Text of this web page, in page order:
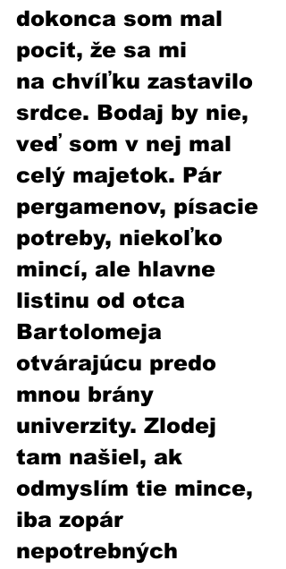
dokonca som mal
pocit, že sa mi
na chvíľku zastavilo
srdce. Bodaj by nie,
veď som v nej mal
celý majetok. Pár
pergamenov, písacie
potreby, niekoľko
mincí, ale hlavne
listinu od otca
Bartolomeja
otvárajúcu predo
mnou brány
univerzity. Zlodej
tam našiel, ak
odmyslím tie mince,
iba zopár
nepotrebných